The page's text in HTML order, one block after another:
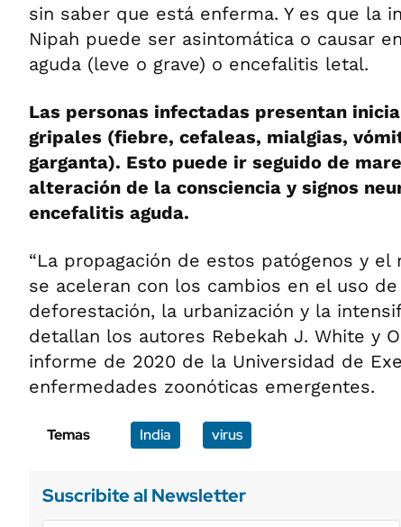
sin saber que está enferma. Y es que la
Nipah puede ser asintomática o causar
aguda (leve o grave) o encefalitis letal.
Las personas infectadas presentan
gripales (fiebre, cefaleas, mialgias,
garganta). Esto puede ir seguido de
alteración de la consciencia y signos
encefalitis aguda.
“La propagación de estos patógenos y el
se aceleran con los cambios en el uso
deforestación, la urbanización y la
detallan los autores Rebekah J. White y
informe de 2020 de la Universidad de
enfermedades zoonóticas emergentes.
Temas India virus
Suscribite al Newsletter